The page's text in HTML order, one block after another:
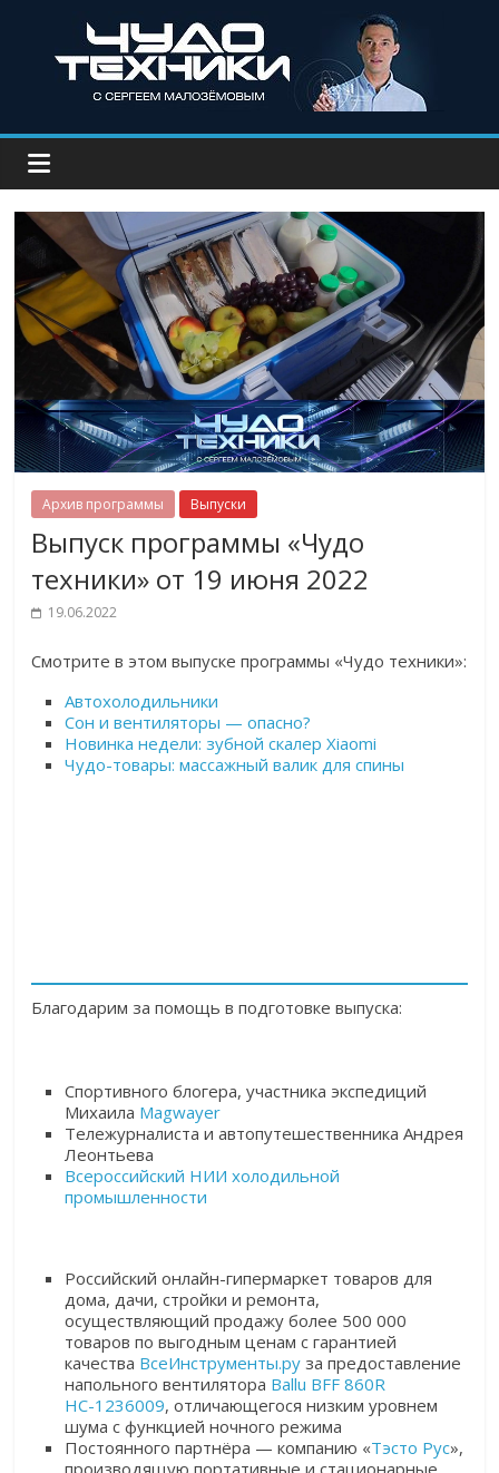
Архив программы Выпуски
Выпуск программы «Чудо
техники» от 19 июня 2022
19.06.2022
Смотрите в этом выпуске программы «Чудо техники»:
Автохолодильники
Сон и вентиляторы — опасно?
Новинка недели: зубной скалер Xiaomi
Чудо-товары: массажный валик для спины
Благодарим за помощь в подготовке выпуска:
Спортивного блогера, участника экспедиций
Михаила Magwayer
Тележурналиста и автопутешественника Андрея
Леонтьева
Всероссийский НИИ холодильной
промышленности
Российский онлайн-гипермаркет товаров для
дома, дачи, стройки и ремонта,
осуществляющий продажу более 500 000
товаров по выгодным ценам с гарантией
качества ВсеИнструменты.ру за предоставление
напольного вентилятора Ballu BFF 860R
НС-1236009, отличающегося низким уровнем
шума с функцией ночного режима
Постоянного партнёра — компанию «Тэсто Рус»,